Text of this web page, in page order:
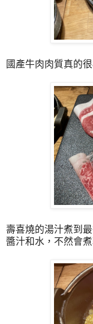
國產牛肉肉質真的
壽喜燒的湯汁煮到
醬汁和水，不然會煮